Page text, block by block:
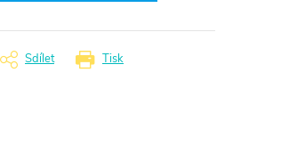
Tisk
Sdílet